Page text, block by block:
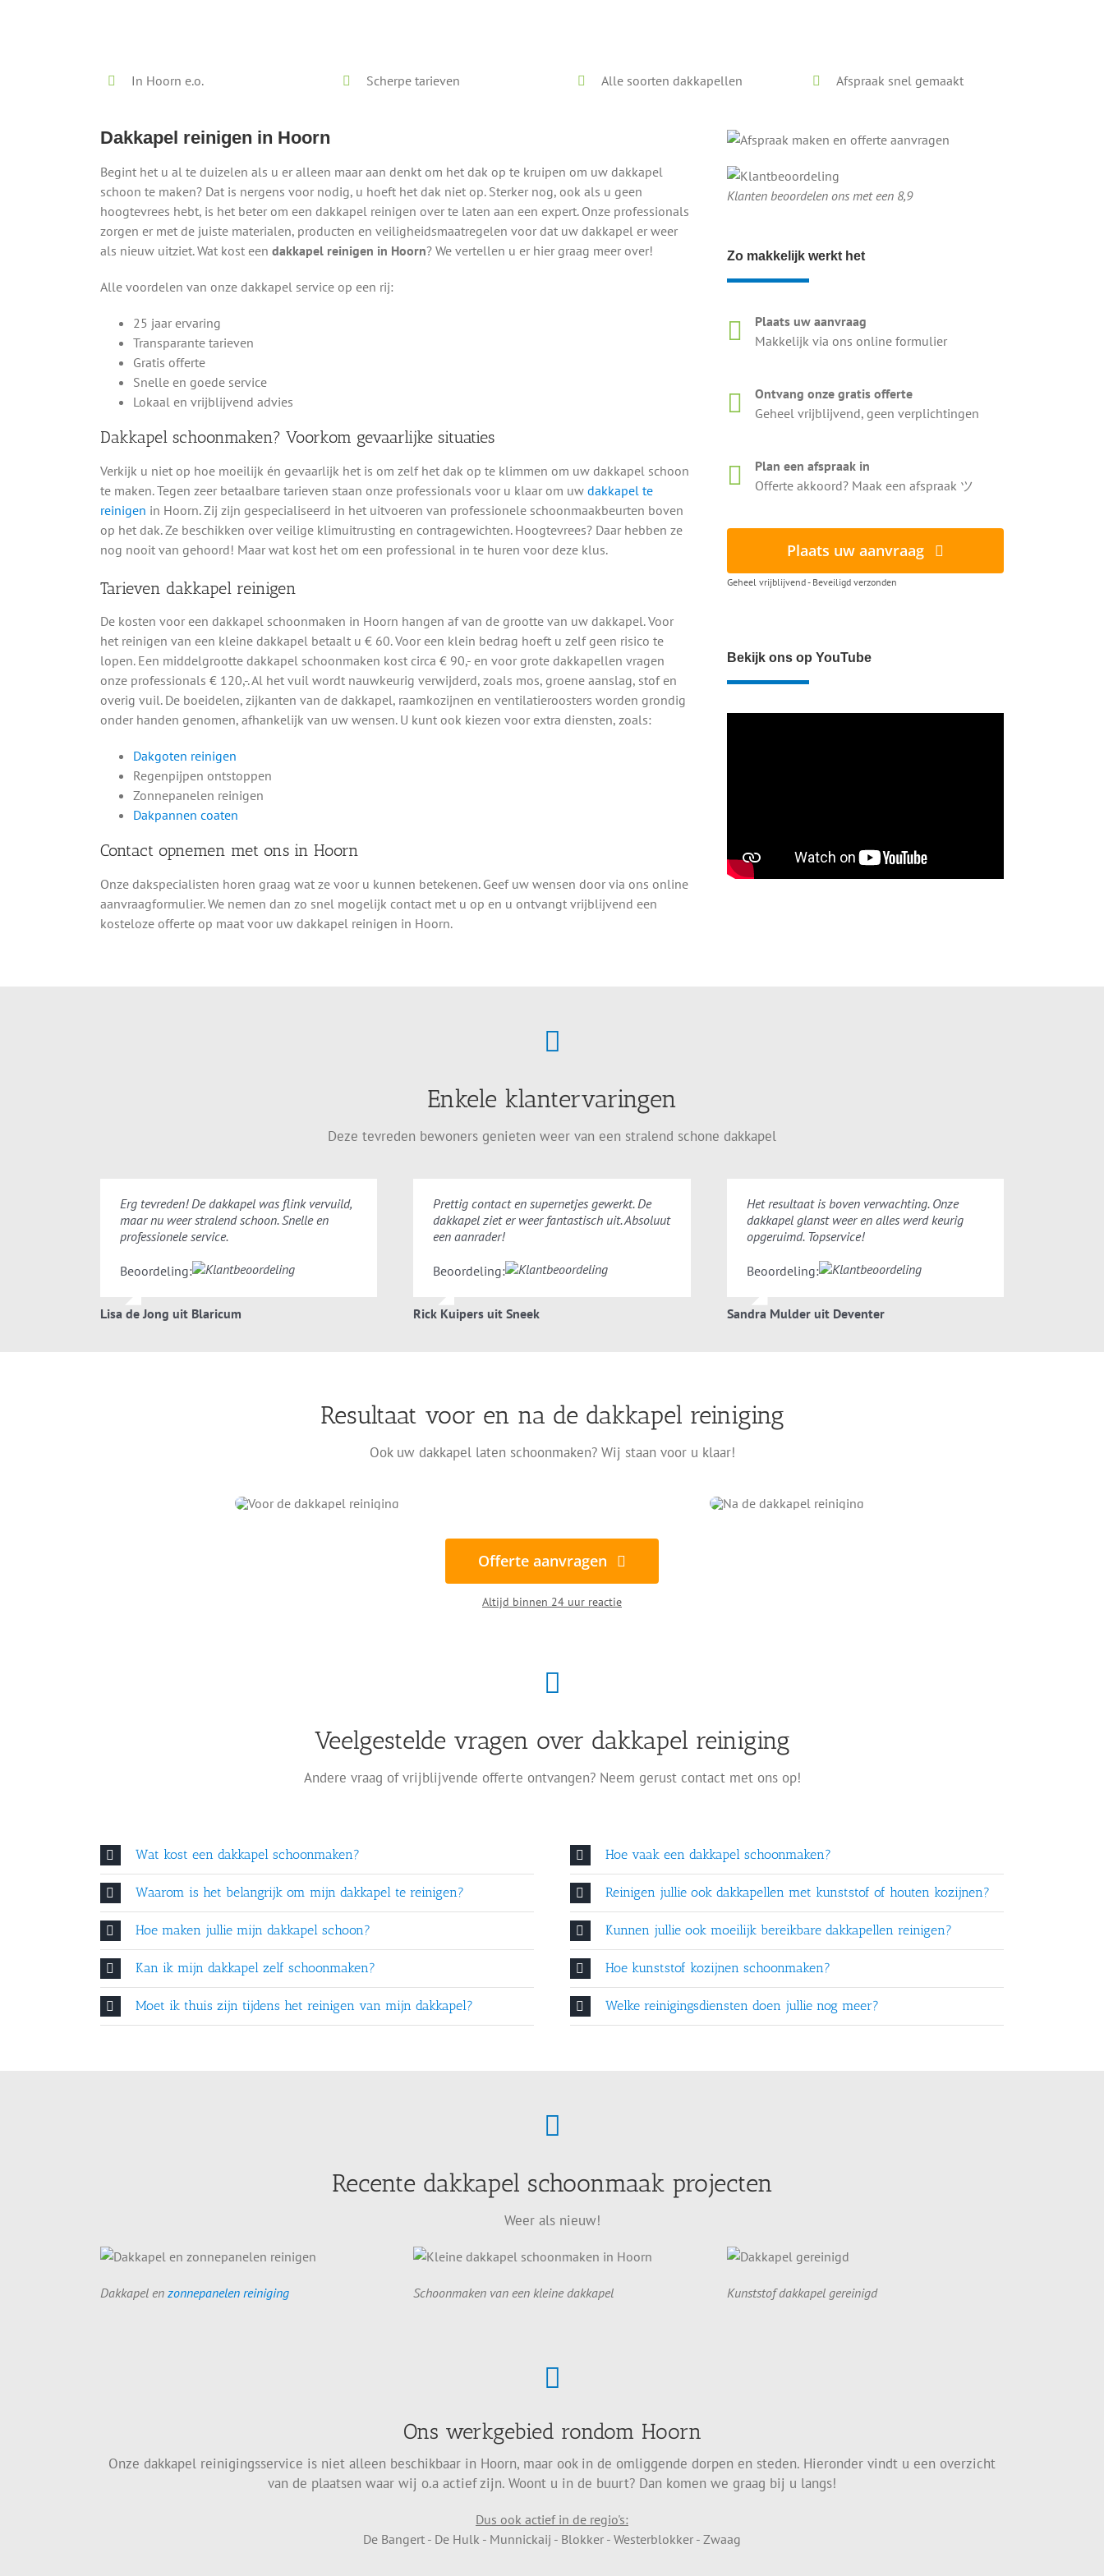
In Hoorn e.o. Scherpe tarieven Alle soorten dakkapellen Afspraak snel gemaakt
Dakkapel reinigen in Hoorn
Begint het u al te duizelen als u er alleen maar aan denkt om het dak op te kruipen om uw dakkapel
schoon te maken? Dat is nergens voor nodig, u hoeft het dak niet op. Sterker nog, ook als u geen
hoogtevrees hebt, is het beter om een dakkapel reinigen over te laten aan een expert. Onze professionals
zorgen er met de juiste materialen, producten en veiligheidsmaatregelen voor dat uw dakkapel er weer
als nieuw uitziet. Wat kost een dakkapel reinigen in Hoorn? We vertellen u er hier graag meer over!
Alle voordelen van onze dakkapel service op een rij:
25 jaar ervaring
Transparante tarieven
Gratis offerte
Snelle en goede service
Lokaal en vrijblijvend advies
Dakkapel schoonmaken? Voorkom gevaarlijke situaties
Verkijk u niet op hoe moeilijk én gevaarlijk het is om zelf het dak op te klimmen om uw dakkapel schoon
te maken. Tegen zeer betaalbare tarieven staan onze professionals voor u klaar om uw dakkapel te
reinigen in Hoorn. Zij zijn gespecialiseerd in het uitvoeren van professionele schoonmaakbeurten boven
op het dak. Ze beschikken over veilige klimuitrusting en contragewichten. Hoogtevrees? Daar hebben ze
nog nooit van gehoord! Maar wat kost het om een professional in te huren voor deze klus.
Tarieven dakkapel reinigen
De kosten voor een dakkapel schoonmaken in Hoorn hangen af van de grootte van uw dakkapel. Voor
het reinigen van een kleine dakkapel betaalt u € 60. Voor een klein bedrag hoeft u zelf geen risico te
lopen. Een middelgrootte dakkapel schoonmaken kost circa € 90,- en voor grote dakkapellen vragen
onze professionals € 120,-. Al het vuil wordt nauwkeurig verwijderd, zoals mos, groene aanslag, stof en
overig vuil. De boeidelen, zijkanten van de dakkapel, raamkozijnen en ventilatieroosters worden grondig
onder handen genomen, afhankelijk van uw wensen. U kunt ook kiezen voor extra diensten, zoals:
Dakgoten reinigen
Regenpijpen ontstoppen
Zonnepanelen reinigen
Dakpannen coaten
Contact opnemen met ons in Hoorn
Onze dakspecialisten horen graag wat ze voor u kunnen betekenen. Geef uw wensen door via ons online
aanvraagformulier. We nemen dan zo snel mogelijk contact met u op en u ontvangt vrijblijvend een
kosteloze offerte op maat voor uw dakkapel reinigen in Hoorn.
Klanten beoordelen ons met een 8,9
Zo makkelijk werkt het
Plaats uw aanvraag
Makkelijk via ons online formulier
Ontvang onze gratis offerte
Geheel vrijblijvend, geen verplichtingen
Plan een afspraak in
Offerte akkoord? Maak een afspraak ツ
Plaats uw aanvraag
Geheel vrijblijvend - Beveiligd verzonden
Bekijk ons op YouTube
Enkele klantervaringen
Deze tevreden bewoners genieten weer van een stralend schone dakkapel
Erg tevreden! De dakkapel was flink vervuild,
maar nu weer stralend schoon. Snelle en
professionele service.
Beoordeling:
Lisa de Jong uit Blaricum
Prettig contact en supernetjes gewerkt. De
dakkapel ziet er weer fantastisch uit. Absoluut
een aanrader!
Beoordeling:
Rick Kuipers uit Sneek
Het resultaat is boven verwachting. Onze
dakkapel glanst weer en alles werd keurig
opgeruimd. Topservice!
Beoordeling:
Sandra Mulder uit Deventer
Resultaat voor en na de dakkapel reiniging
Ook uw dakkapel laten schoonmaken? Wij staan voor u klaar!
Offerte aanvragen
Altijd binnen 24 uur reactie
Veelgestelde vragen over dakkapel reiniging
Andere vraag of vrijblijvende offerte ontvangen? Neem gerust contact met ons op!
Wat kost een dakkapel schoonmaken?
Waarom is het belangrijk om mijn dakkapel te reinigen?
Hoe maken jullie mijn dakkapel schoon?
Kan ik mijn dakkapel zelf schoonmaken?
Moet ik thuis zijn tijdens het reinigen van mijn dakkapel?
Hoe vaak een dakkapel schoonmaken?
Reinigen jullie ook dakkapellen met kunststof of houten kozijnen?
Kunnen jullie ook moeilijk bereikbare dakkapellen reinigen?
Hoe kunststof kozijnen schoonmaken?
Welke reinigingsdiensten doen jullie nog meer?
Recente dakkapel schoonmaak projecten
Weer als nieuw!
Dakkapel en zonnepanelen reiniging Schoonmaken van een kleine dakkapel Kunststof dakkapel gereinigd
Ons werkgebied rondom Hoorn
Onze dakkapel reinigingsservice is niet alleen beschikbaar in Hoorn, maar ook in de omliggende dorpen en steden. Hieronder vindt u een overzicht
van de plaatsen waar wij o.a actief zijn. Woont u in de buurt? Dan komen we graag bij u langs!
Dus ook actief in de regio's:
De Bangert - De Hulk - Munnickaij - Blokker - Westerblokker - Zwaag